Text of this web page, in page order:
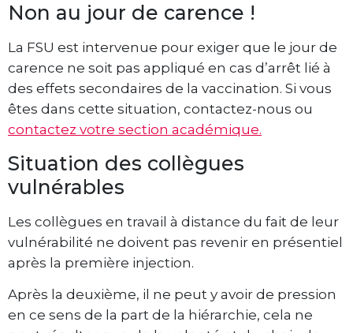
Non au jour de carence !
La FSU est intervenue pour exiger que le jour de
carence ne soit pas appliqué en cas d’arrêt lié à
des effets secondaires de la vaccination. Si vous
êtes dans cette situation, contactez-nous ou
contactez votre section académique.
Situation des collègues
vulnérables
Les collègues en travail à distance du fait de leur
vulnérabilité ne doivent pas revenir en présentiel
après la première injection.
Après la deuxième, il ne peut y avoir de pression
en ce sens de la part de la hiérarchie, cela ne